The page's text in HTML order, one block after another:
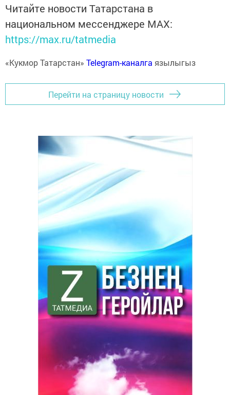
Читайте новости Татарстана в
национальном мессенджере MАХ:
https://max.ru/tatmedia
«Кукмор Татарстан» Telegram-каналга язылыгыз
Перейти на страницу новости